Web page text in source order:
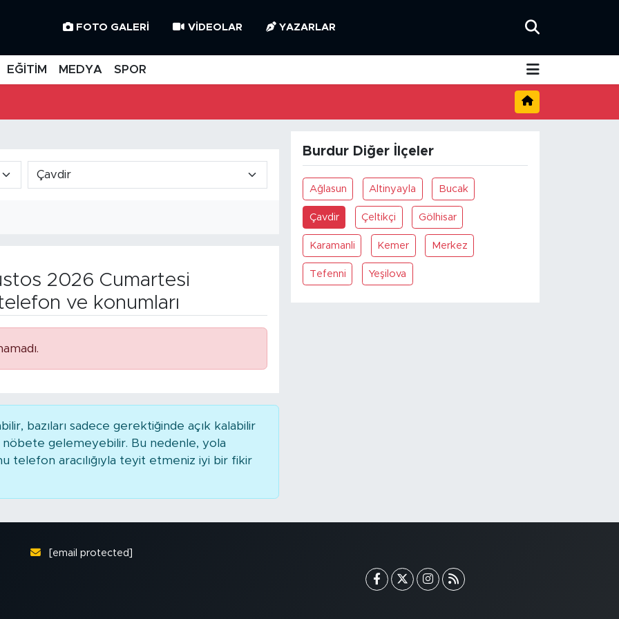
FOTO GALERI VIDEOLAR YAZARLAR
EĞİTİM MEDYA SPOR
2026 Cumartesi
ve konumları
bazıları sadece gerektiğinde açık kalabilir
gelemeyebilir. Bu nedenle, yola
telefon aracılığıyla teyit etmeniz iyi bir fikir
Burdur Diğer İlçeler
Ağlasun Altinyayla Bucak
Çavdir Çeltikçi Gölhisar
Karamanli Kemer Merkez
Tefenni Yeşilova
[email protected]